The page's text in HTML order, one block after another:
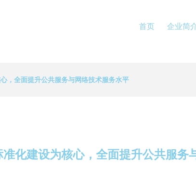
首页 企业简
，全面提升公共服务与网络技术服务水平
化建设为核心，全面提升公共服务